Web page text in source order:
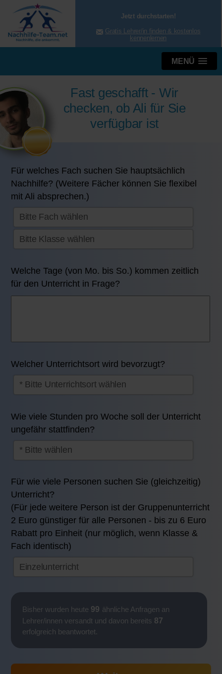
Jetzt durchstarten!
Gratis Lehrer/in finden & kostenlos
kennenlernen
MENÜ
Fast geschafft - Wir
checken, ob Ali für Sie
verfügbar ist
Für welches Fach suchen Sie hauptsächlich
Nachhilfe? (Weitere Fächer können Sie flexibel
mit Ali absprechen.)
Welche Tage (von Mo. bis So.) kommen zeitlich
für den Unterricht in Frage?
Welcher Unterrichtsort wird bevorzugt?
Wie viele Stunden pro Woche soll der Unterricht
ungefähr stattfinden?
Für wie viele Personen suchen Sie (gleichzeitig)
Unterricht?
(Für jede weitere Person ist der Gruppenunterricht
2 Euro günstiger für alle Personen - bis zu 6 Euro
Rabatt pro Einheit (nur möglich, wenn Klasse &
Fach identisch)
Bisher wurden heute 99 ähnliche Anfragen an
Lehrer/innen versandt und davon bereits 87
erfolgreich beantwortet.